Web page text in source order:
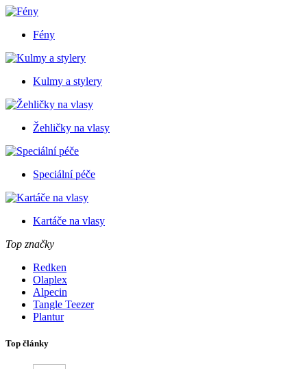
Fény
Kulmy a stylery
Žehličky na vlasy
Speciální péče
Kartáče na vlasy
Top značky
Redken
Olaplex
Alpecin
Tangle Teezer
Plantur
Top články